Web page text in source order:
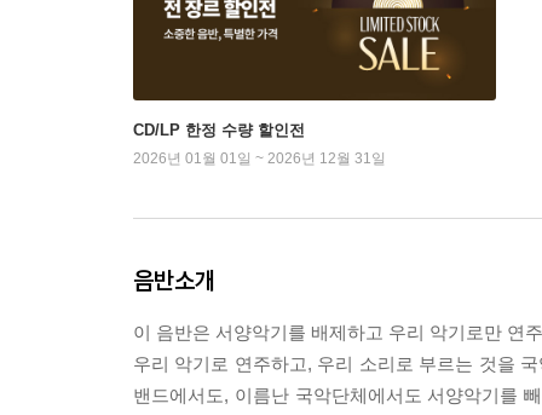
CD/LP 한정 수량 할인전
2026년 01월 01일 ~ 2026년 12월 31일
음반소개
이 음반은 서양악기를 배제하고 우리 악기로만 연
우리 악기로 연주하고, 우리 소리로 부르는 것을
밴드에서도, 이름난 국악단체에서도 서양악기를